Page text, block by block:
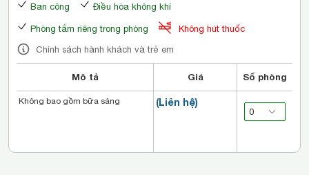
Ban công Điều hòa không khí
Phòng tắm riêng trong phòng
Không hút thuốc
Chính sách hành khách và trẻ em
Mô tả Giá Số phòng
(Liên hệ)
Không bao gồm bữa sáng